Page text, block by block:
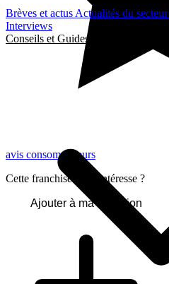
Brèves et actus Actualités du secteur
Interviews
Conseils et Guides
avis consommateurs
Cette franchise vous intéresse ?
Ajouter à ma sélection